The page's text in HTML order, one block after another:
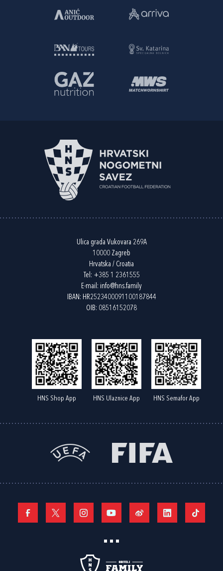
Ulica grada Vukovara 269A
10000 Zagreb
Hrvatska / Croatia
Tel: +385 1 2361555
E-mail: info@hns.family
IBAN: HR2523400091100187844
OIB: 08516152078
HNS Shop App HNS Ulaznice App HNS Semafor App